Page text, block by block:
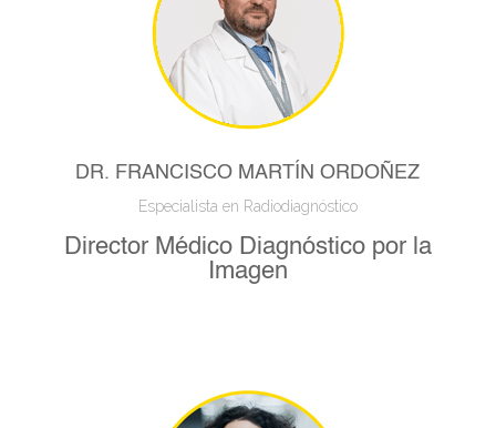
DR. FRANCISCO MARTÍN ORDOÑEZ
Especialista en Radiodiagnóstico
Director Médico Diagnóstico por la
Imagen